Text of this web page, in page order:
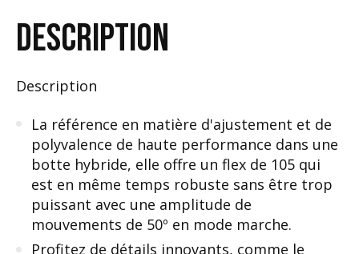
DESCRIPTION
Description
La référence en matière d'ajustement et de
polyvalence de haute performance dans une
botte hybride, elle offre un flex de 105 qui
est en même temps robuste sans être trop
puissant avec une amplitude de
mouvements de 50º en mode marche.
Profitez de détails innovants, comme le